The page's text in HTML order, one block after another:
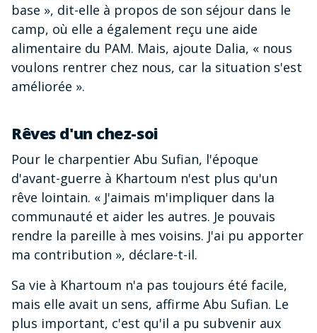
base », dit-elle à propos de son séjour dans le
camp, où elle a également reçu une aide
alimentaire du PAM. Mais, ajoute Dalia, « nous
voulons rentrer chez nous, car la situation s'est
améliorée ».
Rêves d'un chez-soi
Pour le charpentier Abu Sufian, l'époque
d'avant-guerre à Khartoum n'est plus qu'un
rêve lointain. « J'aimais m'impliquer dans la
communauté et aider les autres. Je pouvais
rendre la pareille à mes voisins. J'ai pu apporter
ma contribution », déclare-t-il.
Sa vie à Khartoum n'a pas toujours été facile,
mais elle avait un sens, affirme Abu Sufian. Le
plus important, c'est qu'il a pu subvenir aux